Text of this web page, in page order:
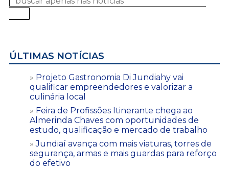
ÚLTIMAS NOTÍCIAS
Projeto Gastronomia Di Jundiahy vai
qualificar empreendedores e valorizar a
culinária local
Feira de Profissões Itinerante chega ao
Almerinda Chaves com oportunidades de
estudo, qualificação e mercado de trabalho
Jundiaí avança com mais viaturas, torres de
segurança, armas e mais guardas para reforço
do efetivo